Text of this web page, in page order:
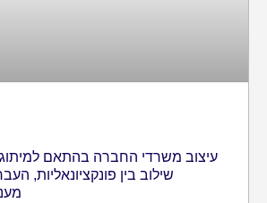
עיצוב משרדי החברה בהתאם למיתוג
שילוב בין פונקציונאליות,